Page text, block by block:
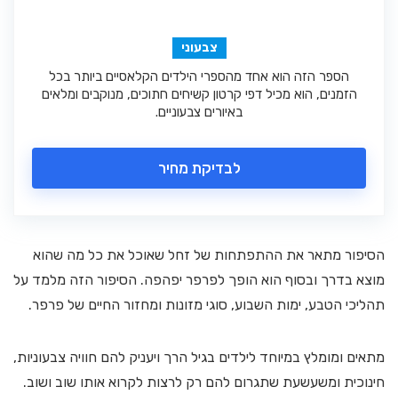
צבעוני
הספר הזה הוא אחד מהספרי הילדים הקלאסיים ביותר בכל
הזמנים, הוא מכיל דפי קרטון קשיחים חתוכים, מנוקבים ומלאים
באיורים צבעוניים.
לבדיקת מחיר
הסיפור מתאר את ההתפתחות של זחל שאוכל את כל מה שהוא
מוצא בדרך ובסוף הוא הופך לפרפר יפהפה. הסיפור הזה מלמד על
תהליכי הטבע, ימות השבוע, סוגי מזונות ומחזור החיים של פרפר.
מתאים ומומלץ במיוחד לילדים בגיל הרך ויעניק להם חוויה צבעוניות,
חינוכית ומשעשעת שתגרום להם רק לרצות לקרוא אותו שוב ושוב.